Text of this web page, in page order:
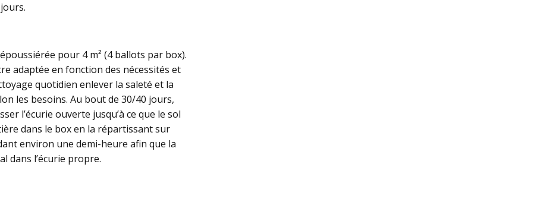
pour 4 m² (4 ballots par box).
adaptée en fonction des nécessités et
quotidien enlever la saleté et la
les besoins. Au bout de 30/40 jours,
l’écurie ouverte jusqu’à ce que le sol
dans le box en la répartissant sur
environ une demi-heure afin que la
dans l’écurie propre.